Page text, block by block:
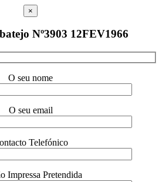
×
Nº3903 12FEV1966
O seu nome
O seu email
Telefónico
Impressa Pretendida